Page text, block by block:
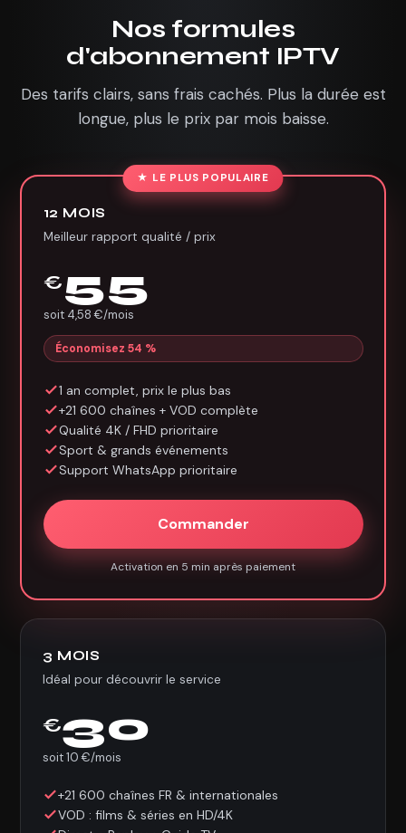
Nos formules
d'abonnement IPTV
Des tarifs clairs, sans frais cachés. Plus la durée est
longue, plus le prix par mois baisse.
3 MOIS
Idéal pour découvrir le service
€30
soit 10 €/mois
+21 600 chaînes FR & internationales
VOD : films & séries en HD/4K
★ LE PLUS POPULAIRE
12 MOIS
Meilleur rapport qualité / prix
€55
soit 4,58 €/mois
Économisez 54 %
1 an complet, prix le plus bas
+21 600 chaînes + VOD complète
Qualité 4K / FHD prioritaire
Sport & grands événements
Support WhatsApp prioritaire
Commander
Activation en 5 min après paiement